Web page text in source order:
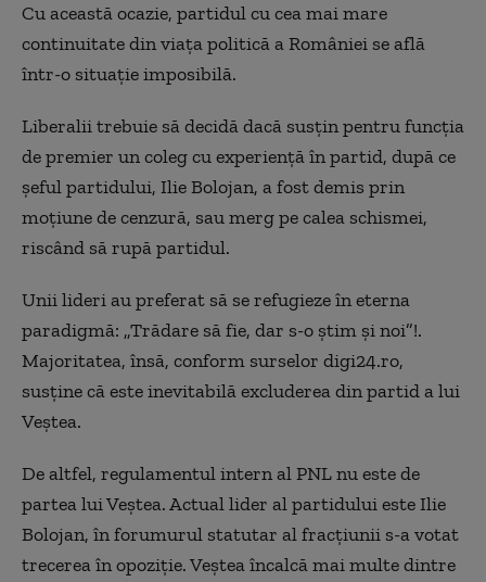
Cu această ocazie, partidul cu cea mai mare
continuitate din viața politică a României se află
într-o situație imposibilă.
Liberalii trebuie să decidă dacă susțin pentru funcția
de premier un coleg cu experiență în partid, după ce
șeful partidului, Ilie Bolojan, a fost demis prin
moțiune de cenzură, sau merg pe calea schismei,
riscând să rupă partidul.
Unii lideri au preferat să se refugieze în eterna
paradigmă: „Trădare să fie, dar s-o știm și noi”!.
Majoritatea, însă, conform surselor digi24.ro,
susține că este inevitabilă excluderea din partid a lui
Veștea.
De altfel, regulamentul intern al PNL nu este de
partea lui Veștea. Actual lider al partidului este Ilie
Bolojan, în forumurul statutar al fracțiunii s-a votat
trecerea în opoziție. Veștea încalcă mai multe dintre